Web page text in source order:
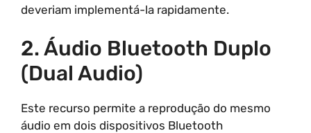
deveriam implementá-la rapidamente.
2. Áudio Bluetooth Duplo
(Dual Audio)
Este recurso permite a reprodução do mesmo
áudio em dois dispositivos Bluetooth